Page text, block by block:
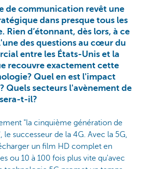
de communication revêt une
dans presque tous les
Rien d’étonnant, dès lors, à ce
des questions au cœur du
entre les États-Unis et la
recouvre exactement cette
Quel en est l'impact
Quels secteurs l'avènement de
t-il?
"la cinquième génération de
le successeur de la 4G. Avec la 5G,
un film HD complet en
ou 10 à 100 fois plus vite qu'avec